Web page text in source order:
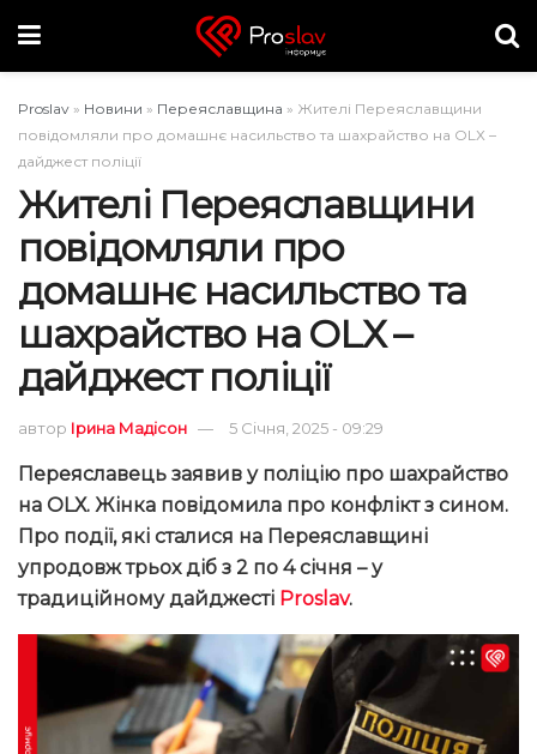
Proslav » Новини » Переяславщина » Жителі Переяславщини
повідомляли про домашнє насильство та шахрайство на ОLХ –
дайджест поліції
Жителі Переяславщини
повідомляли про
домашнє насильство та
шахрайство на ОLХ –
дайджест поліції
автор Ірина Мадісон 5 Січня, 2025 - 09:29
Переяславець заявив у поліцію про шахрайство
на ОLХ. Жінка повідомила про конфлікт з сином.
Про події, які сталися на Переяславщині
упродовж трьох діб з 2 по 4 січня – у
традиційному дайджесті Proslav.